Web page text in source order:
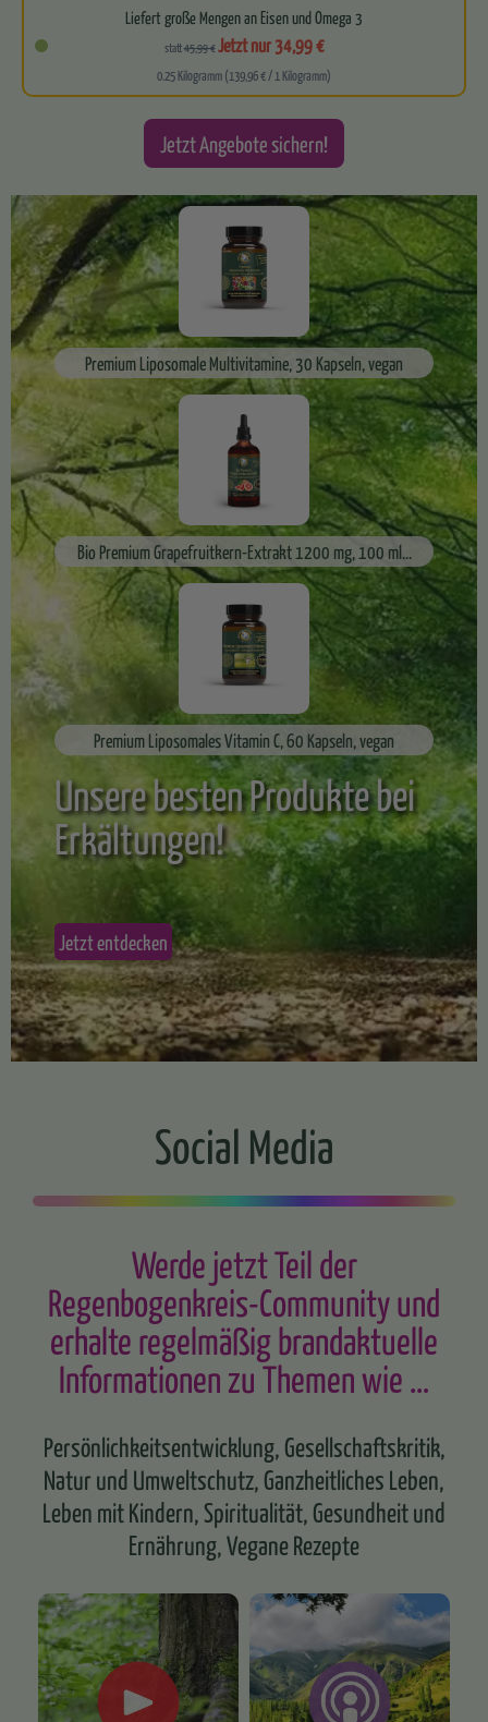
Premium Liposomale Multivitamine, 30 Kapseln, vegan
Bio Premium Grapefruitkern-Extrakt 1200 mg, 100 ml...
Premium Liposomales Vitamin C, 60 Kapseln, vegan
Unsere besten Produkte bei
Erkältungen!
Jetzt entdecken
Social Media
Werde jetzt Teil der
Regenbogenkreis-Community und
erhalte regelmäßig brandaktuelle
Informationen zu Themen wie …
Persönlichkeitsentwicklung, Gesellschaftskritik,
Natur und Umweltschutz, Ganzheitliches Leben,
Leben mit Kindern, Spiritualität, Gesundheit und
Ernährung, Vegane Rezepte
Jetzt Angebote sichern!
Liefert große Mengen an Eisen und Omega 3
Für ein starkes Immunsystem
Leitet zuverlässig…
statt45,99 €Jetzt nur 34,99 €
0.25 Kilogramm (139,96 € / 1 Kilogramm)